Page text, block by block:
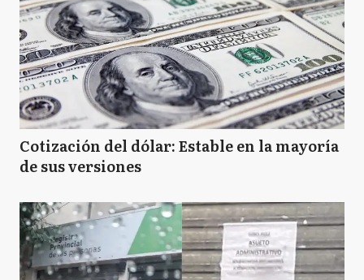
Cotización del dólar: Estable en la mayoría
de sus versiones